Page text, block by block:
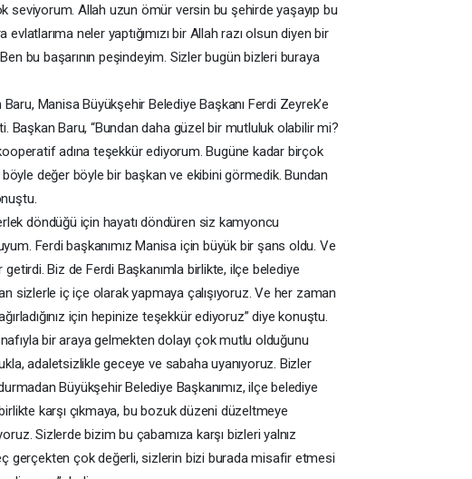
seviyorum. Allah uzun ömür versin bu şehirde yaşayıp bu
neler yaptığımızı bir Allah razı olsun diyen bir
bu başarının peşindeyim. Sizler bugün bizleri buraya
Manisa Büyükşehir Belediye Başkanı Ferdi Zeyrek’e
Baru, “Bundan daha güzel bir mutluluk olabilir mi?
adına teşekkür ediyorum. Bugüne kadar birçok
değer böyle bir başkan ve ekibini görmedik. Bundan
döndüğü için hayatı döndüren siz kamyoncu
Ferdi başkanımız Manisa için büyük bir şans oldu. Ve
Biz de Ferdi Başkanımla birlikte, ilçe belediye
sizlerle iç içe olarak yapmaya çalışıyoruz. Ve her zaman
için hepinize teşekkür ediyoruz” diye konuştu.
bir araya gelmekten dolayı çok mutlu olduğunu
adaletsizlikle geceye ve sabaha uyanıyoruz. Bizler
Büyükşehir Belediye Başkanımız, ilçe belediye
karşı çıkmaya, bu bozuk düzeni düzeltmeye
Sizlerde bizim bu çabamıza karşı bizleri yalnız
gerçekten çok değerli, sizlerin bizi burada misafir etmesi